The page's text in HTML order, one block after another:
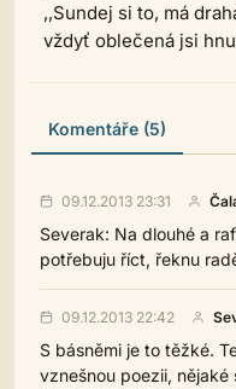
,,Sundej si to, má
vždyť oblečená jsi
Komentáře (5)
09.12.2013 23:31
Severak: Na dlouhé a
potřebuju říct, řeknu
09.12.2013 22:42
S básněmi je to těžké.
vznešnou poezii,